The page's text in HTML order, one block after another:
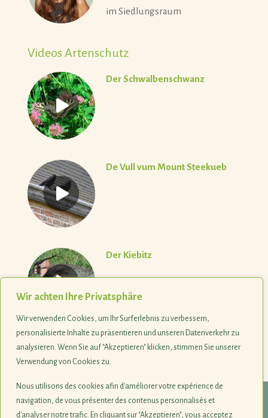
Wir achten Ihre Privatsphäre
Wir verwenden Cookies, um Ihr Surferlebnis zu verbessern,
personalisierte Inhalte zu präsentieren und unseren Datenverkehr zu
analysieren. Wenn Sie auf "Akzeptieren" klicken, stimmen Sie unserer
Verwendung von Cookies zu.
Nous utilisons des cookies afin d'améliorer votre expérience de
navigation, de vous présenter des contenus personnalisés et
d'analyser notre trafic. En cliquant sur "Akzeptieren", vous acceptez
im Siedlungsraum
Videos Artenschutz
Der Schwalbenschwanz
De Vull vum Mount Steekueb
Der Kiebitz
© 1990-2026